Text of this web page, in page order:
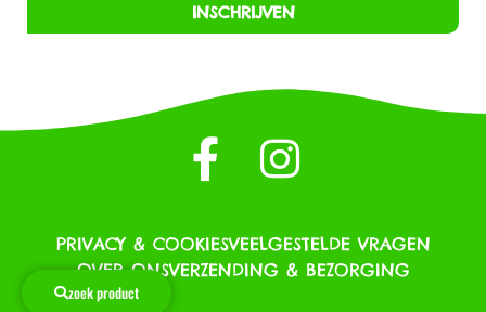
zoek product
INSCHRIJVEN
PRIVACY & COOKIESVEELGESTELDE VRAGEN
OVER ONSVERZENDING & BEZORGING